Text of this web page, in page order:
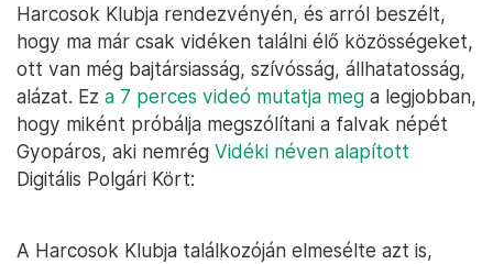
Harcosok Klubja rendezvényén, és arról beszélt,
hogy ma már csak vidéken találni élő közösségeket,
ott van még bajtársiasság, szívósság, állhatatosság,
alázat. Ez a 7 perces videó mutatja meg a legjobban,
hogy miként próbálja megszólítani a falvak népét
Gyopáros, aki nemrég Vidéki néven alapított
Digitális Polgári Kört:
A Harcosok Klubja találkozóján elmesélte azt is,